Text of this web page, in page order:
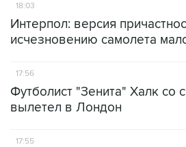
18:03
Интерпол: версия
исчезновению самолета
17:56
Футболист "Зенита" Халк со
вылетел в Лондон
17:55